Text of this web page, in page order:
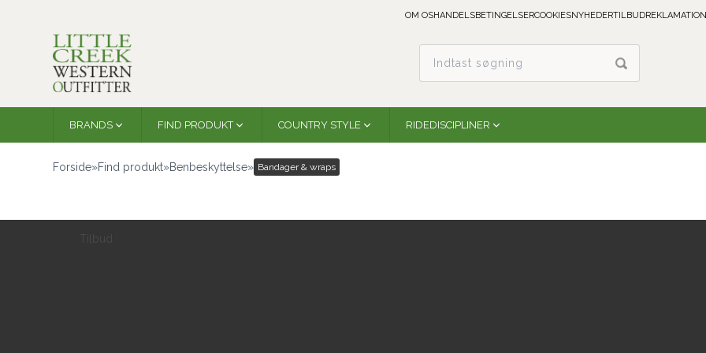
OM OSHANDELSBETINGELSERCOOKIESNYHEDERTILBUD
BRANDS FIND PRODUKT COUNTRY STYLE RIDEDISCIPLINER
Forside»Find produkt»Benbeskyttelse» Bandager & wraps